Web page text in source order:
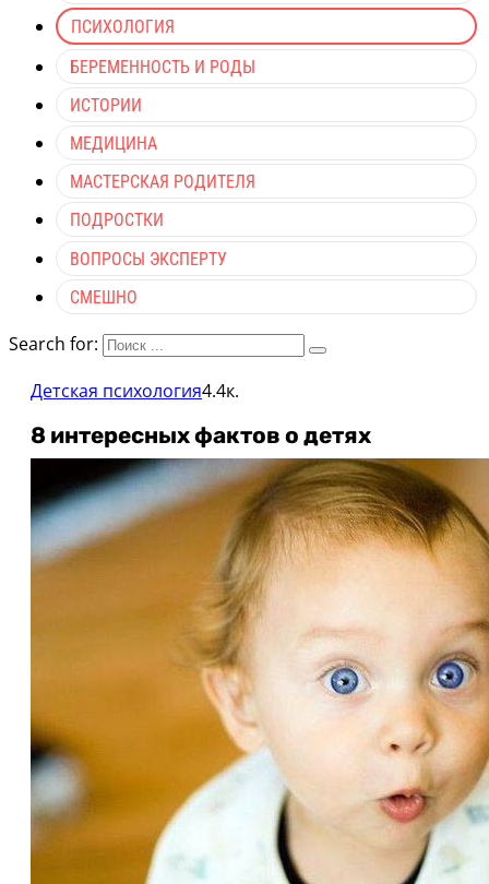
ПСИХОЛОГИЯ
БЕРЕМЕННОСТЬ И РОДЫ
ИСТОРИИ
МЕДИЦИНА
МАСТЕРСКАЯ РОДИТЕЛЯ
ПОДРОСТКИ
ВОПРОСЫ ЭКСПЕРТУ
СМЕШНО
Search for:
Детская психология4.4к.
8 интересных фактов о детях